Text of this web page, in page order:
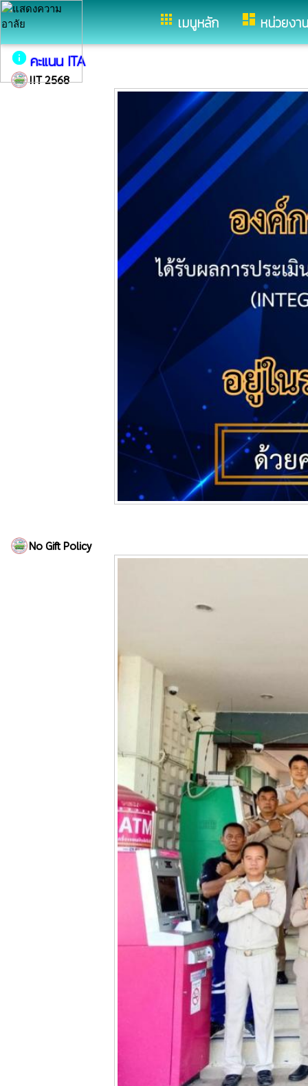
appsเมนูหลัก dashboardหน่วยงา
อำเภอเดชอุดม จังหวัดอุบลราชธา
info คะแนน ITA
IIT 2568
No Gift Policy